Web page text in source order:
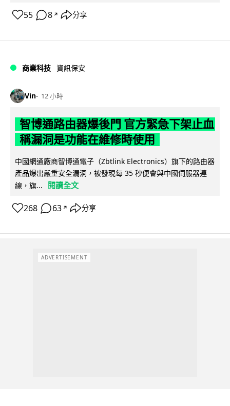
55 8 ↗ 分享
商業科技 資訊保安
Vin 12 小時
智博通路由器爆後門 官方緊急下架止血
稱漏洞是功能在維修時使用
中國網通廠商智博通電子（Zbtlink Electronics）旗下的路由器
產品爆出嚴重安全漏洞，被發現每 35 秒便會與中國伺服器連
線，旗...
閱讀全文
268 63 ↗ 分享
ADVERTISEMENT